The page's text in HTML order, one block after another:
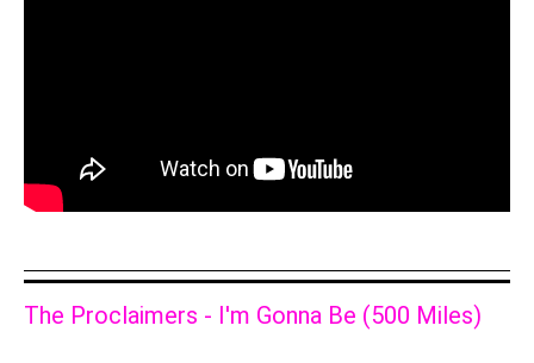
The Proclaimers - I'm Gonna Be (500 Miles)